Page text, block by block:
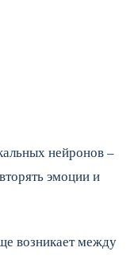
нейронов –
эмоции и
возникает между